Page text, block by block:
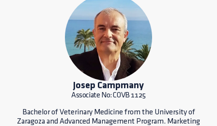
Josep Campmany
Associate No: COVB 1125
Bachelor of Veterinary Medicine from the University of
Zaragoza and Advanced Management Program. Marketing